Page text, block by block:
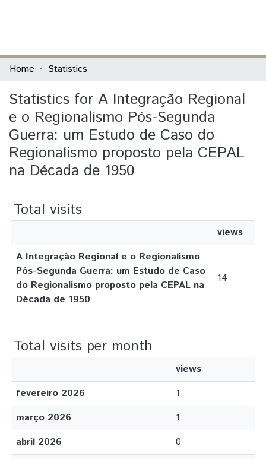
Communities & Collections
All of DSpace
Home Statistics
Statistics for A Integração Regional
e o Regionalismo Pós-Segunda
Guerra: um Estudo de Caso do
Regionalismo proposto pela CEPAL
na Década de 1950
Total visits
views
A Integração Regional e o Regionalismo
Pós-Segunda Guerra: um Estudo de Caso
do Regionalismo proposto pela CEPAL na
Década de 1950
14
Total visits per month
views
fevereiro 2026
1
março 2026
1
abril 2026
0